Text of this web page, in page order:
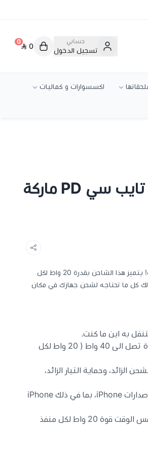
حسابي
تسجيل الدخول
0
0
اكسسوارات و كماليات
شاحن جداري 40 واط بمنفذين تايب سي PD ماركة
فيش جداري انكر بنفذين تايب سي بقوة 40 واط هو الحل الأمثل لك! يتميز هذا الشاحن بقدرة 20 واط لكل
لك كل ما تحتاجه لشحن جهازك في مكان
به اين ما كنت.
من خلال شاحن جداري يمكن شحن الاجهزة بسرعة وذلك بقوة تصل الى 40 واط ( 20 واط لكل
وحماية التيار الزائد،
شاحن جداري متوافق مع جميع أجهزة iPhone: يدعم جميع إصدارات iPhone، بما في ذلك iPhone
20 واط لكل منفذ